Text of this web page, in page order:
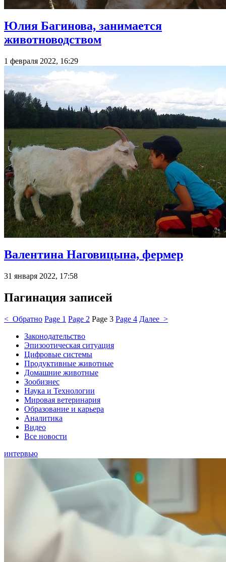
Юлия Багинова, занимается
животноводством
1 февраля 2022, 16:29
Валентина Наговицына, фермер
31 января 2022, 17:58
Пагинация записей
< Обратно Page 1 Page 2 Page 3 Page 4 Далее >
Законодательство
Эпизоотическая ситуация
Цифровые системы
Продуктивные животные
Домашние животные
Зообизнес
Наука и Технологии
Мировая ветеринария
Образование и карьера
Аналитика
Видео
Все новости
интервью